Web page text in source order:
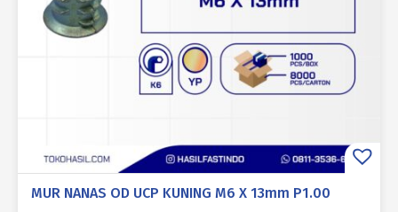
MUR NANAS OD UCP KUNING M6 X 13mm P1.00